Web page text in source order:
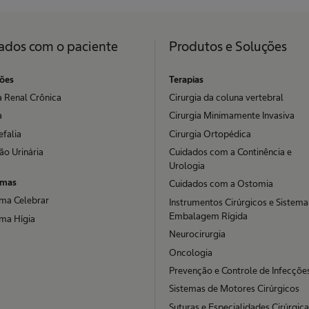
com o paciente
Renal Crônica
Urinária
Celebrar
Hígia
Produtos e Soluções
Terapias
Cirurgia da coluna vertebral
Cirurgia Minimamente Invasiva
Cirurgia Ortopédica
Cuidados com a Continência e
Urologia
Cuidados com a Ostomia
Instrumentos Cirúrgicos e
Embalagem Rígida
Neurocirurgia
Oncologia
Prevenção e Controle de
Sistemas de Motores Cirúrgicos
Suturas e Especialidades